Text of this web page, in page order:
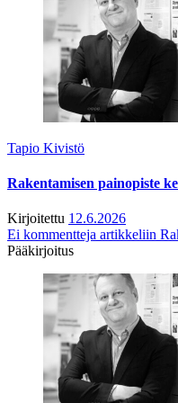
Tapio Kivistö
Rakentamisen painopiste
Kirjoitettu 12.6.2026
Ei kommentteja artikkeliin
Pääkirjoitus